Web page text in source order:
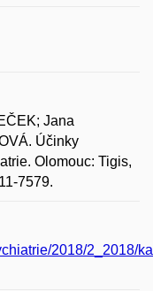
Jana
Účinky
Olomouc: Tigis,
7579.
2018/2_2018/